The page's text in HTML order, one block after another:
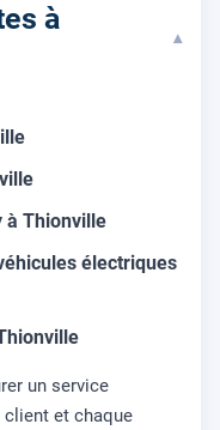
à
▾
à Thionville
électriques
un service
et chaque